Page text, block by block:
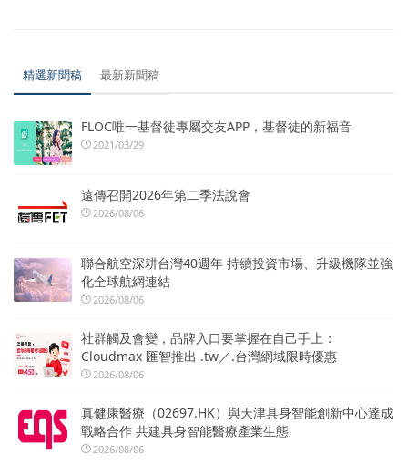
精選新聞稿 最新新聞稿
FLOC唯一基督徒專屬交友APP，基督徒的新福音
2021/03/29
遠傳召開2026年第二季法說會
2026/08/06
聯合航空深耕台灣40週年 持續投資市場、升級機隊並強
化全球航網連結
2026/08/06
社群觸及會變，品牌入口要掌握在自己手上：
Cloudmax 匯智推出 .tw／.台灣網域限時優惠
2026/08/06
真健康醫療（02697.HK）與天津具身智能創新中心達成
戰略合作 共建具身智能醫療產業生態
2026/08/06